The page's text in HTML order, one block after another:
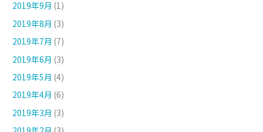
2019年9月 (1)
2019年8月 (3)
2019年7月 (7)
2019年6月 (3)
2019年5月 (4)
2019年4月 (6)
2019年3月 (3)